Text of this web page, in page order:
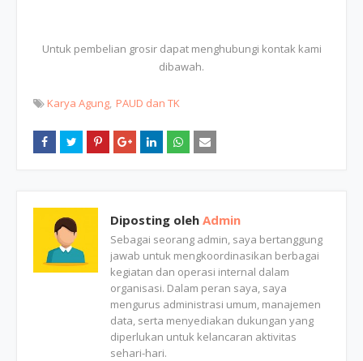
Untuk pembelian grosir dapat menghubungi kontak kami
dibawah.
Karya Agung PAUD dan TK
Diposting oleh Admin
Sebagai seorang admin, saya bertanggung
jawab untuk mengkoordinasikan berbagai
kegiatan dan operasi internal dalam
organisasi. Dalam peran saya, saya
mengurus administrasi umum, manajemen
data, serta menyediakan dukungan yang
diperlukan untuk kelancaran aktivitas
sehari-hari.